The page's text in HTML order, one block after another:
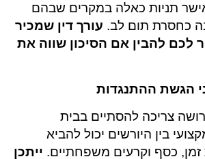
תניות כאלה במקרים שבהם
כחסרת תום לב. עורך דין שמכיר
לכם להבין אם הסיכון שווה את
הגשת ההתנגדות
צריכה להסתיים בבית
בין היורשים יכול להביא
כסף וקרעים משפחתיים. ייתכן